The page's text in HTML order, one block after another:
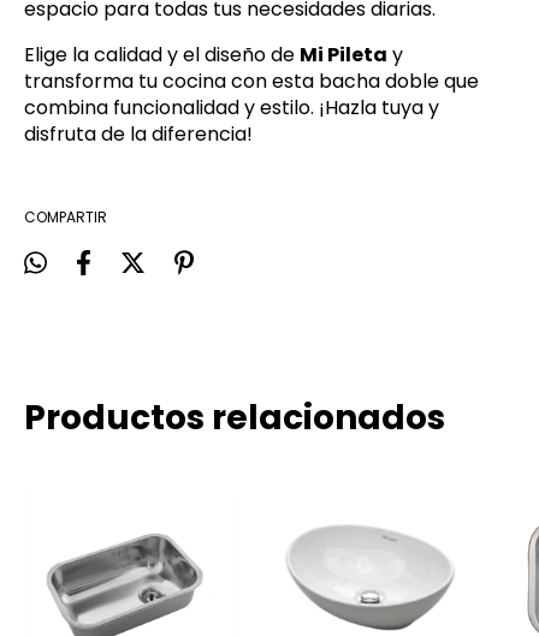
espacio para todas tus necesidades diarias.
Elige la calidad y el diseño de Mi Pileta y
transforma tu cocina con esta bacha doble que
combina funcionalidad y estilo. ¡Hazla tuya y
disfruta de la diferencia!
COMPARTIR
Productos relacionados